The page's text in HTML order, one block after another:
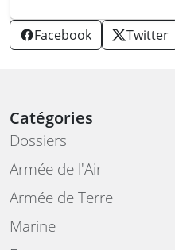
Facebook Twitter
Catégories
Dossiers
Armée de l'Air
Armée de Terre
Marine